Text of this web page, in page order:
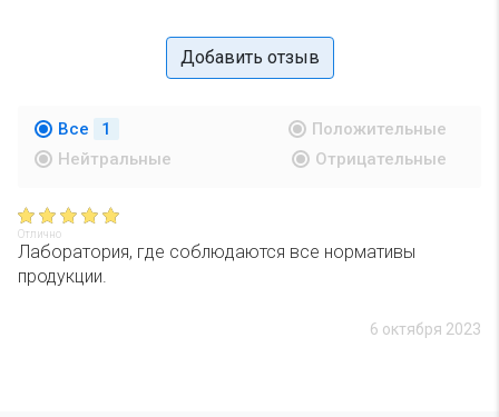
Добавить отзыв
Все 1
Положительные
Нейтральные
Отрицательные
Отлично
Лаборатория, где соблюдаются все нормативы
продукции.
6 октября 2023